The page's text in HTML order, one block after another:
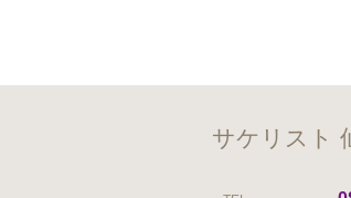
サケリスト